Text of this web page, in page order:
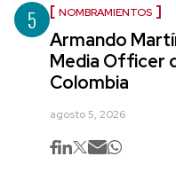
5 NOMBRAMIENTOS
Armando
Media Officer
Colombia
agosto 5, 2026